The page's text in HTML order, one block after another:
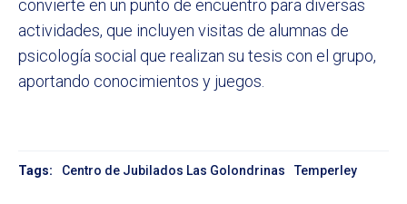
convierte en un punto de encuentro para diversas
actividades, que incluyen visitas de alumnas de
psicología social que realizan su tesis con el grupo,
aportando conocimientos y juegos.
Tags: Centro de Jubilados Las Golondrinas Temperley